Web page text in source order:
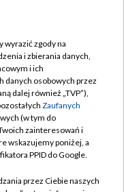
wyrazić zgody na
i zbierania danych,
i ich
danych osobowych przez
dalej również „TVP”),
Zaufanych
(w tym do
zainteresowań i
wskazujemy poniżej, a
PPID do Google.
przez Ciebie naszych